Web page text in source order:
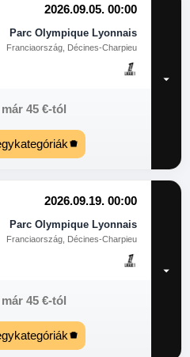
2026.09.05. 00:00
Parc Olympique Lyonnais
Franciaország, Décines-Charpieu
45 €-tól
2026.09.19. 00:00
Parc Olympique Lyonnais
Franciaország, Décines-Charpieu
45 €-tól